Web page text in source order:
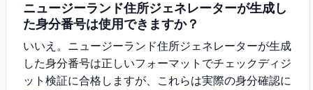
ニュージーランド住所ジェネレーターが生成し
た身分番号は使用できますか？
いいえ。ニュージーランド住所ジェネレーターが生成
した身分番号は正しいフォーマットでチェックディジ
ット検証に合格しますが、これらは実際の身分確認に